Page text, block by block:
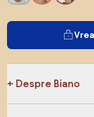
Despre Biano